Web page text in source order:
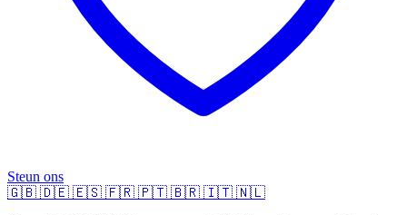
Steun ons
🇬🇧 🇩🇪 🇪🇸 🇫🇷 🇵🇹 🇧🇷 🇮🇹 🇳🇱